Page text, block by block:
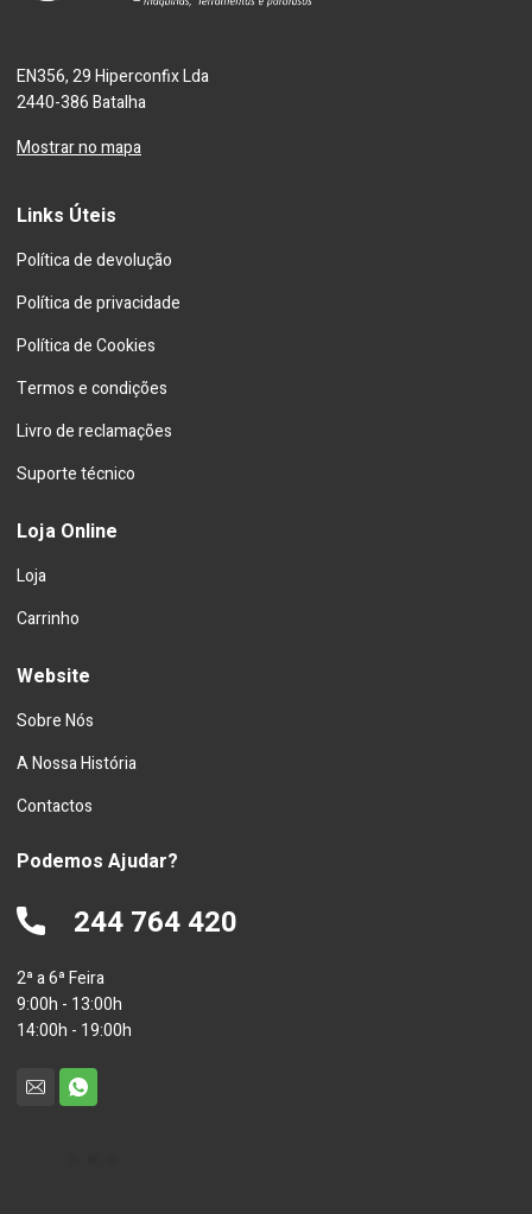
EN356, 29 Hiperconfix Lda
2440-386 Batalha
Mostrar no mapa
Links Úteis
Política de devolução
Política de privacidade
Política de Cookies
Termos e condições
Livro de reclamações
Suporte técnico
Loja Online
Loja
Carrinho
Website
Sobre Nós
A Nossa História
Contactos
Podemos Ajudar?
244 764 420
2ª a 6ª Feira
9:00h - 13:00h
14:00h - 19:00h